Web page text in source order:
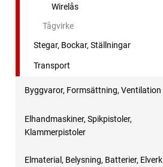
Wirelås
Tågvirke
Stegar, Bockar, Ställningar
Transport
Byggvaror, Formsättning, Ventilation
Elhandmaskiner, Spikpistoler,
Klammerpistoler
Elmaterial, Belysning, Batterier, Elverk